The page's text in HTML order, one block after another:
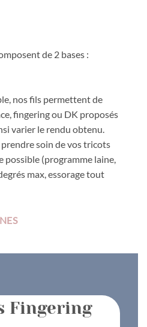
de 2 bases :
nos fils permettent de
fingering ou DK proposés
varier le rendu obtenu.
soin de vos tricots
possible (programme laine,
max, essorage tout
Fingering